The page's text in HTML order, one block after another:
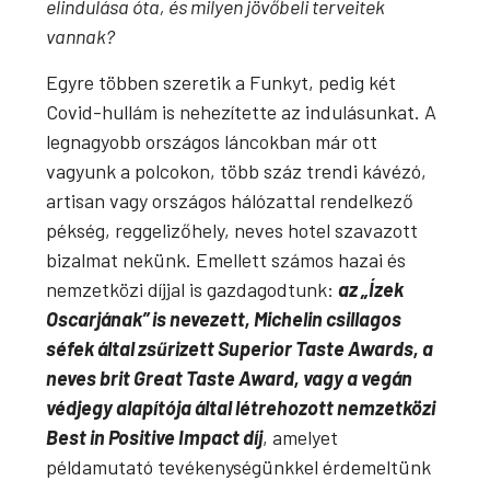
elindulása óta, és milyen jövőbeli terveitek
vannak?
Egyre többen szeretik a Funkyt, pedig két
Covid-hullám is nehezítette az indulásunkat. A
legnagyobb országos láncokban már ott
vagyunk a polcokon, több száz trendi kávézó,
artisan vagy országos hálózattal rendelkező
pékség, reggelizőhely, neves hotel szavazott
bizalmat nekünk. Emellett számos hazai és
nemzetközi díjjal is gazdagodtunk:az „Ízek
Oscarjának” is nevezett, Michelin csillagos
séfek által zsűrizett Superior Taste Awards, a
neves brit Great Taste Award, vagy a vegán
védjegy alapítója által létrehozott nemzetközi
Best in Positive Impact díj, amelyet
példamutató tevékenységünkkel érdemeltünk